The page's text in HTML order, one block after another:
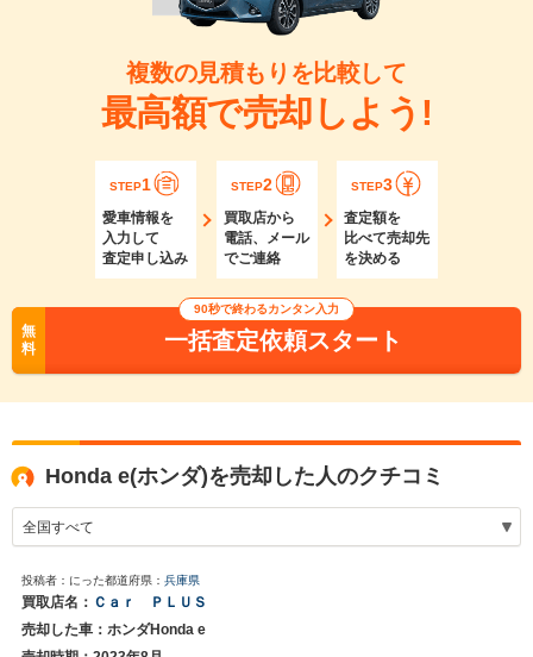
複数の見積もりを比較して
最高額で売却しよう!
STEP1
愛車情報を
入力して
査定申し込み
STEP2
買取店から
電話、メール
でご連絡
STEP3
査定額を
比べて売却先
を決める
無
料
90秒で終わるカンタン入力
一括査定依頼スタート
Honda e(ホンダ)を売却した人のクチコミ
投稿者：にった都道府県： 兵庫県
買取店名： Ｃａｒ ＰＬＵＳ
売却した車：ホンダHonda e